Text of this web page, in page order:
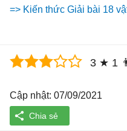
=> Kiến thức Giải bài 18
3 ★ 1
Cập nhật: 07/09/2021